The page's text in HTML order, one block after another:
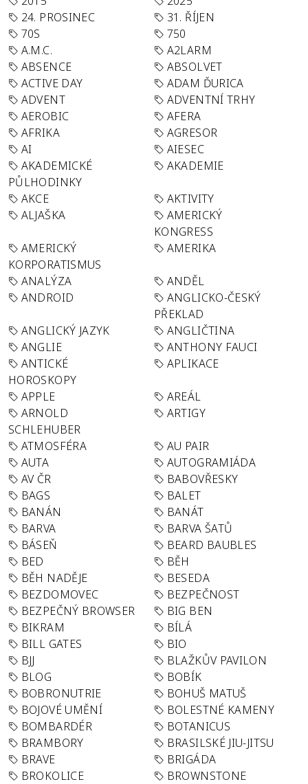
24. PROSINEC
31. ŘÍJEN
70S
750
A.M.C.
A2LARM
ABSENCE
ABSOLVET
ACTIVE DAY
ADAM ĎURICA
ADVENT
ADVENTNÍ TRHY
AEROBIC
AFERA
AFRIKA
AGRESOR
AI
AIESEC
AKADEMICKÉ
PŮLHODINKY
AKADEMIE
AKCE
AKTIVITY
ALJAŠKA
AMERICKÝ
KONGRESS
AMERICKÝ
KORPORATISMUS
AMERIKA
ANALÝZA
ANDĚL
ANDROID
ANGLICKO-ČESKÝ
PŘEKLAD
ANGLICKÝ JAZYK
ANGLIČTINA
ANGLIE
ANTHONY FAUCI
ANTICKÉ
HOROSKOPY
APLIKACE
APPLE
AREÁL
ARNOLD
SCHLEHUBER
ARTIGY
ATMOSFÉRA
AU PAIR
AUTA
AUTOGRAMIÁDA
AV ČR
BABOVŘESKY
BAGS
BALET
BANÁN
BANÁT
BARVA
BARVA ŠATŮ
BÁSEŇ
BEARD BAUBLES
BED
BĚH
BĚH NADĚJE
BESEDA
BEZDOMOVEC
BEZPEČNOST
BEZPEČNÝ BROWSER
BIG BEN
BIKRAM
BÍLÁ
BILL GATES
BIO
BJJ
BLAŽKŮV PAVILON
BLOG
BOBÍK
BOBRONUTRIE
BOHUŠ MATUŠ
BOJOVÉ UMĚNÍ
BOLESTNÉ KAMENY
BOMBARDÉR
BOTANICUS
BRAMBORY
BRASILSKÉ JIU-JITSU
BRAVE
BRIGÁDA
BROKOLICE
BROWNSTONE